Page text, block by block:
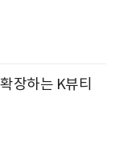
장하는 K뷰티